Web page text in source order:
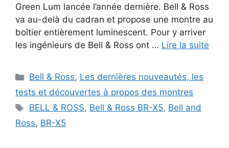
Green Lum lancée l’année dernière. Bell & Ross
va au-delà du cadran et propose une montre au
boîtier entièrement luminescent. Pour y arriver
les ingénieurs de Bell & Ross ont … Lire la suite
Catégories
Bell & Ross, Les dernières nouveautés, les
tests et découvertes à propos des montres
Étiquettes
BELL & ROSS, Bell & Ross BR-X5, Bell and
Ross, BR-X5